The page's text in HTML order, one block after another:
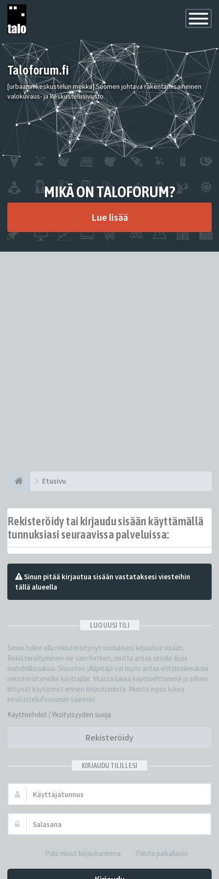
Toggle
Taloforum.fi
[urbaanin keskustelun mekka] Suomen johtava rakentamisaiheinen
valokuvaus- ja keskustelusivusto.
MIKÄ ON TALOFORUM?
Lue lisää
Etusivu
Rekisteröidy tai kirjaudu sisään käyttämällä
tunnuksiasi seuraavissa palveluissa:
Sinun pitää kirjautua sisään vastataksesi viesteihin
tällä alueella
LUO UUSI TILI
Sinun tulee olla rekisteröitynyt voidaksesi kirjautua sisään.
Rekisteröityminen vie vain hetken, mutta antaa sinulle lisää
mahdollisuuksia. Sivuston ylläpitäjä voi myös antaa erityisoikeuksia
rekisteröityneille käyttäjille. Muista lukea käyttöehtomme ja siihen
liittyvät käytännöt ennen kirjautumista. Muista myös lukea
keskustelufoorumin säännöt.
Käyttöehdot | Yksityisyyden suoja
Rekisteröidy
KIRJAUDU TILILLESI
Käyttäjätunnus:
Salasana:
Pidä minut kirjautuneena Piilota paikallaolo